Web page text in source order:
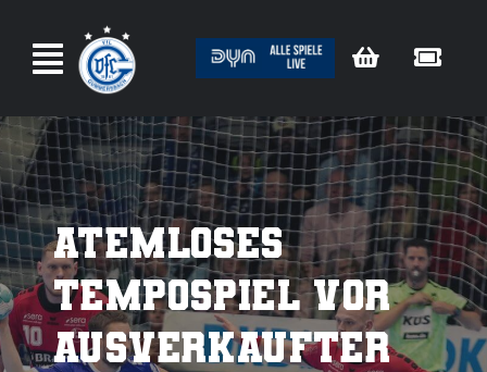
Inhalt
springen
Atemloses
Tempospiel vor
ausverkaufter